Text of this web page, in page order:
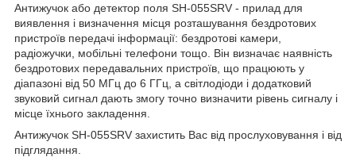
Антижучок або детектор поля SH-055SRV - прилад для
виявлення і визначення місця розташування бездротових
пристроїв передачі інформації: бездротові камери,
радіожучки, мобільні телефони тощо. Він визначає наявність
бездротових передавальних пристроїв, що працюють у
діапазоні від 50 МГц до 6 ГГц, а світлодіоди і додатковий
звуковий сигнал дають змогу точно визначити рівень сигналу і
місце їхнього закладення.
Антижучок SH-055SRV захистить Вас від прослуховування і від
підглядання.